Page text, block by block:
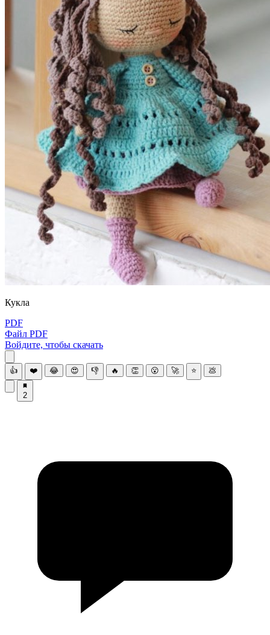
Куклa
PDF
Файл PDF
Войдите, чтобы скачать
👍 ❤️ 😂 😍 👎 🔥 👏 😮 🚀 ⭐ 💩
2